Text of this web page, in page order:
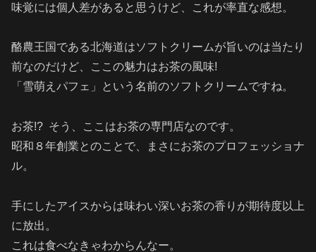
味覚には個人差があると思うけど、これが率直な感想。
酪農王国である北海道はソフトクリームが旨いのは当たり
前なのだけど、ここの魅力はお茶の風味!
「雪萌えパフェ」という名前のソフトクリームですね。
お茶!? そう、ここはお茶の専門店なのです。
昭和８年創業とのことで、まさにお茶のプロフェッショナ
ル。
手にしたアイスからは味わい深いお茶の香りが期待度以上
に放出。
これは食べなきゃわからんなー。